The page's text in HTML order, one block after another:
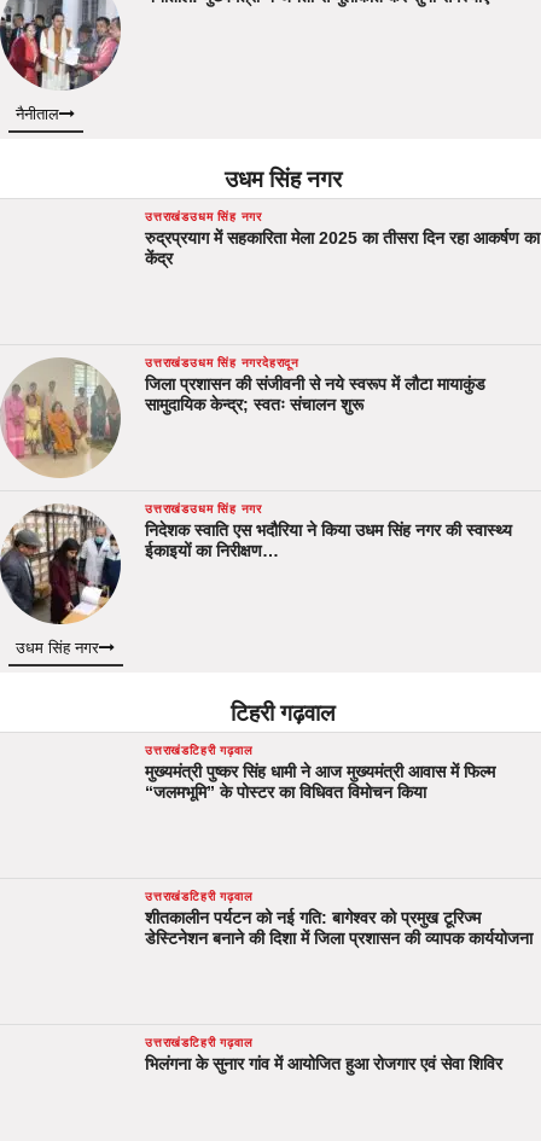
नैनीताल
उधम सिंह नगर
उत्तराखंडउधम सिंह नगर
रुद्रप्रयाग में सहकारिता मेला 2025 का तीसरा दिन रहा आकर्षण का
केंद्र
उत्तराखंडउधम सिंह नगरदेहरादून
जिला प्रशासन की संजीवनी से नये स्वरूप में लौटा मायाकुंड
सामुदायिक केन्द्र; स्वतः संचालन शुरू
उत्तराखंडउधम सिंह नगर
निदेशक स्वाति एस भदौरिया ने किया उधम सिंह नगर की स्वास्थ्य
ईकाइयों का निरीक्षण…
उधम सिंह नगर
टिहरी गढ़वाल
उत्तराखंडटिहरी गढ़वाल
मुख्यमंत्री पुष्कर सिंह धामी ने आज मुख्यमंत्री आवास में फिल्म
“जलमभूमि” के पोस्टर का विधिवत विमोचन किया
उत्तराखंडटिहरी गढ़वाल
शीतकालीन पर्यटन को नई गति: बागेश्वर को प्रमुख टूरिज्म
डेस्टिनेशन बनाने की दिशा में जिला प्रशासन की व्यापक कार्ययोजना
उत्तराखंडटिहरी गढ़वाल
भिलंगना के सुनार गांव में आयोजित हुआ रोजगार एवं सेवा शिविर